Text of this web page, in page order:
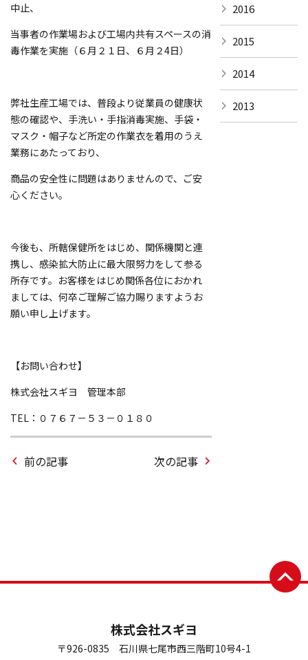
中止、
当事者の作業場および工場内共有スペースの消
毒作業を実施（６月２１日、６月２4日）
弊社生産工場では、普段より従業員の健康状
態の確認や、手洗い・手指消毒実施、手袋・
マスク・帽子など所定の作業衣を着用のうえ
業務にあたっており、
商品の安全性に問題はありませんので、ご安
心ください。
今後も、所轄保健所をはじめ、関係機関と連
携し、感染拡大防止に最大限努力をして参る
所存です。お客様をはじめ関係各位におかれ
ましては、何卒ご理解ご協力賜りますようお
願い申し上げます。
【お問い合わせ】
株式会社スギヨ 管理本部
TEL：０７６７－５３－０１８０
前の記事 次の記事
2016
2015
2014
2013
株式会社スギヨ
〒926-0835 石川県七尾市西三階町10号4-1